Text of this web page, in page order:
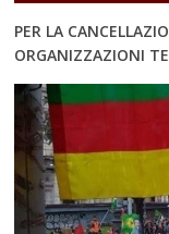
PER LA
ORGANIZZAZIONI